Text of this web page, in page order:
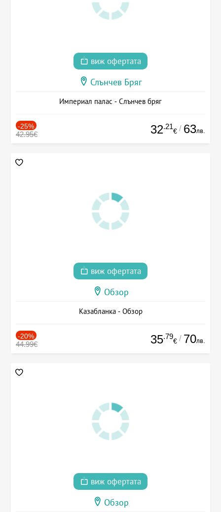
виж офертата
Слънчев Бряг
Империал палас - Слънчев бряг
-25%
42.95€ 32.21
€ / 63лв.
виж офертата
Обзор
Казабланка - Обзор
-20%
44.99€ 35.79
€ / 70лв.
виж офертата
Обзор